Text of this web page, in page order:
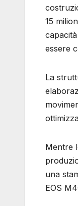
15
essere
La
Mentre
una
EOS